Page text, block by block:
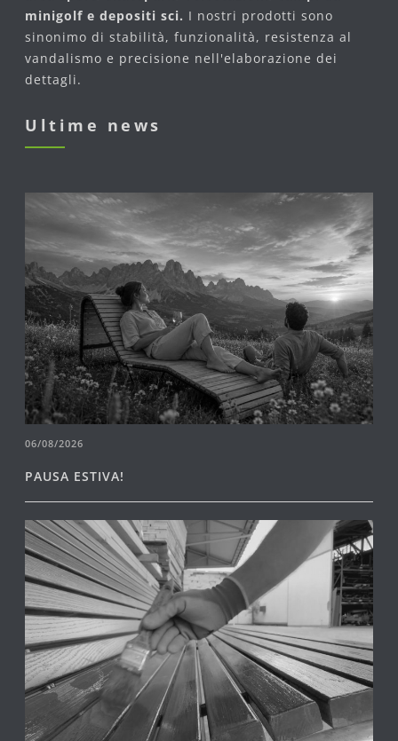
minigolf e depositi sci. I nostri prodotti sono
sinonimo di stabilità, funzionalità, resistenza al
vandalismo e precisione nell'elaborazione dei
dettagli.
Ultime news
06/08/2026
PAUSA ESTIVA!